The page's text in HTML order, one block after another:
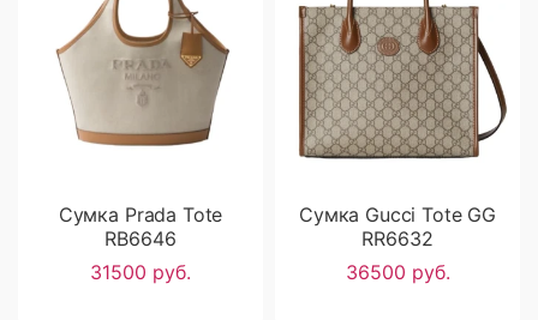
Сумка Prada Tote
RB6646
31500 руб.
Сумка Gucci Tote GG
RR6632
36500 руб.